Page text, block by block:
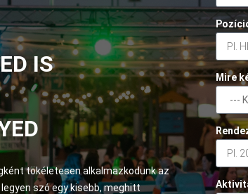
IS
tökéletesen alkalmazkodunk az
szó egy kisebb, meghitt
Mire